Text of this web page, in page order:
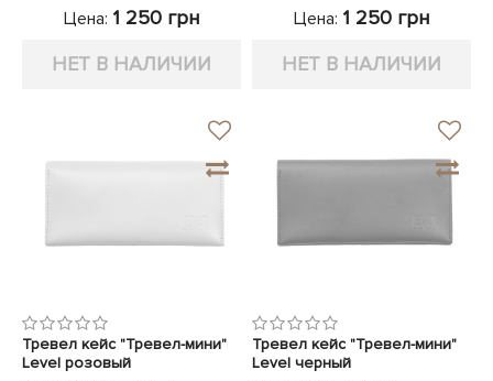
Цена: 1 250 грн
НЕТ В НАЛИЧИИ
Цена: 1 250 грн
НЕТ В НАЛИЧИИ
Тревел кейс "Тревел-мини"
Level розовый
Тревел кейс "Тревел-мини"
Level черный